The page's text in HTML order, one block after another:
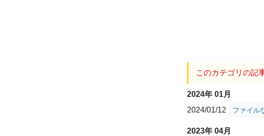
このカテゴリの記
2024年 01月
2024/01/12
ファイル
2023年 04月